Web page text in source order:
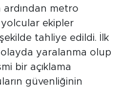
ardından metro
ekipler
tahliye edildi. İlk
yaralanma olup
bir açıklama
güvenliğinin